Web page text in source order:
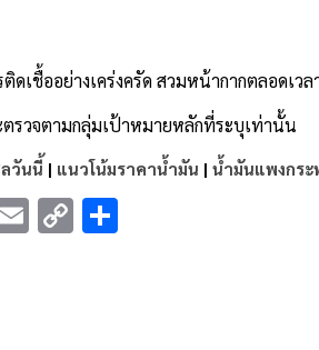
เชื้ออย่างเคร่งครัด สวมหน้ากากตลอดเวล
รวจตามกลุ่มเป้าหมายหลักที่ระบุเท่านั้น
วันนี้ | แนวโน้มราคาน้ำมัน | น้ำมันแพงกระ
Email
Copy